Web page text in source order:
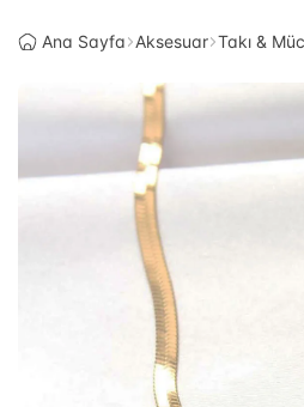
Ana Sayfa Aksesuar Takı &